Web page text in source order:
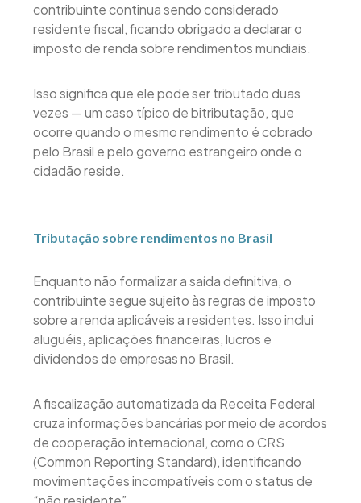
contribuinte continua sendo considerado
residente fiscal, ficando obrigado a declarar o
imposto de renda sobre rendimentos mundiais.
Isso significa que ele pode ser tributado duas
vezes — um caso típico de bitributação, que
ocorre quando o mesmo rendimento é cobrado
pelo Brasil e pelo governo estrangeiro onde o
cidadão reside.
Tributação sobre rendimentos no Brasil
Enquanto não formalizar a saída definitiva, o
contribuinte segue sujeito às regras de imposto
sobre a renda aplicáveis a residentes. Isso inclui
aluguéis, aplicações financeiras, lucros e
dividendos de empresas no Brasil.
A fiscalização automatizada da Receita Federal
cruza informações bancárias por meio de acordos
de cooperação internacional, como o CRS
(Common Reporting Standard), identificando
movimentações incompatíveis com o status de